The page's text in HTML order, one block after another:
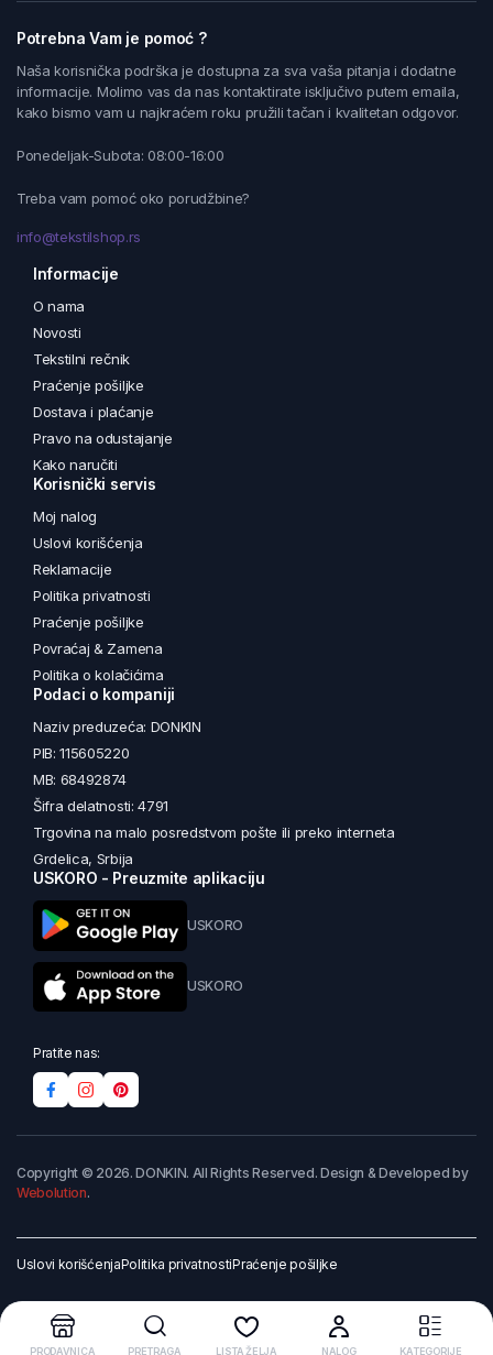
Potrebna Vam je pomoć ?
Naša korisnička podrška je dostupna za sva vaša pitanja i dodatne
informacije. Molimo vas da nas kontaktirate isključivo putem emaila,
kako bismo vam u najkraćem roku pružili tačan i kvalitetan odgovor.
Ponedeljak-Subota: 08:00-16:00
Treba vam pomoć oko porudžbine?
info@tekstilshop.rs
Informacije
O nama
Novosti
Tekstilni rečnik
Praćenje pošiljke
Dostava i plaćanje
Pravo na odustajanje
Kako naručiti
Korisnički servis
Moj nalog
Uslovi korišćenja
Reklamacije
Politika privatnosti
Praćenje pošiljke
Povraćaj & Zamena
Politika o kolačićima
Podaci o kompaniji
Naziv preduzeća: DONKIN
PIB: 115605220
MB: 68492874
Šifra delatnosti: 4791
Trgovina na malo posredstvom pošte ili preko interneta
Grdelica, Srbija
USKORO - Preuzmite aplikaciju
USKORO
USKORO
Pratite nas:
Copyright © 2026. DONKIN. All Rights Reserved. Design & Developed by
Webolution.
Uslovi korišćenjaPolitika privatnostiPraćenje pošiljke
PRODAVNICA PRETRAGA LISTA ŽELJA NALOG KATEGORIJE